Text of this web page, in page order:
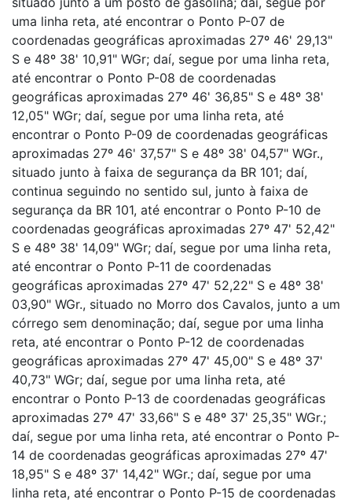
uma linha reta, até encontrar o Ponto P-07 de
coordenadas geográficas aproximadas 27º 46' 29,13"
S e 48º 38' 10,91" WGr; daí, segue por uma linha reta,
até encontrar o Ponto P-08 de coordenadas
geográficas aproximadas 27º 46' 36,85" S e 48º 38'
12,05" WGr; daí, segue por uma linha reta, até
encontrar o Ponto P-09 de coordenadas geográficas
aproximadas 27º 46' 37,57" S e 48º 38' 04,57" WGr.,
situado junto à faixa de segurança da BR 101; daí,
continua seguindo no sentido sul, junto à faixa de
segurança da BR 101, até encontrar o Ponto P-10 de
coordenadas geográficas aproximadas 27º 47' 52,42"
S e 48º 38' 14,09" WGr; daí, segue por uma linha reta,
até encontrar o Ponto P-11 de coordenadas
geográficas aproximadas 27º 47' 52,22" S e 48º 38'
03,90" WGr., situado no Morro dos Cavalos, junto a um
córrego sem denominação; daí, segue por uma linha
reta, até encontrar o Ponto P-12 de coordenadas
geográficas aproximadas 27º 47' 45,00" S e 48º 37'
40,73" WGr; daí, segue por uma linha reta, até
encontrar o Ponto P-13 de coordenadas geográficas
aproximadas 27º 47' 33,66" S e 48º 37' 25,35" WGr.;
daí, segue por uma linha reta, até encontrar o Ponto P-
14 de coordenadas geográficas aproximadas 27º 47'
18,95" S e 48º 37' 14,42" WGr.; daí, segue por uma
linha reta, até encontrar o Ponto P-15 de coordenadas